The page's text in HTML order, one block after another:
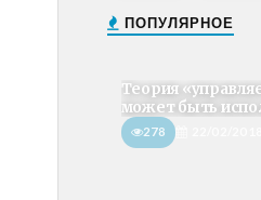
ПОПУЛЯРНОЕ
Теория
может быть
278